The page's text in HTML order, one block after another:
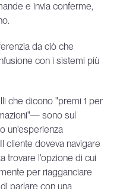
e invia conferme,
da ciò che
con i sistemi più
che dicono "premi 1 per
sono sul
un'esperienza
cliente doveva navigare
trovare l'opzione di cui
per riagganciare
parlare con una